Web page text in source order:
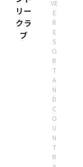
リー
クラ
ブ
VE
E
R
E
S
O
R
T
A
N
D
C
O
U
N
T
R